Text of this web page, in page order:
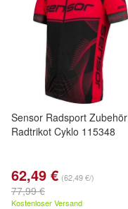
Sensor Radsport Zubehör
Radtrikot Cyklo 115348
62,49 € (62,49 €/)
77,99 €
Kostenloser Versand